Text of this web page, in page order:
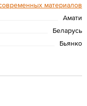
материалов
Амати
Беларусь
Бьянко